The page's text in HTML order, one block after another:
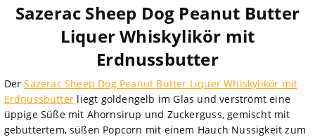
Sazerac Sheep Dog Peanut Butter
Liquer Whiskylikör mit
Erdnussbutter
DerSazerac Sheep Dog Peanut Butter Liquer Whiskylikör mit
Erdnussbutter liegt goldengelb im Glas und verströmt eine
üppige Süße mit Ahornsirup und Zuckerguss, gemischt mit
gebuttertem, süßen Popcorn mit einem Hauch Nussigkeit zum